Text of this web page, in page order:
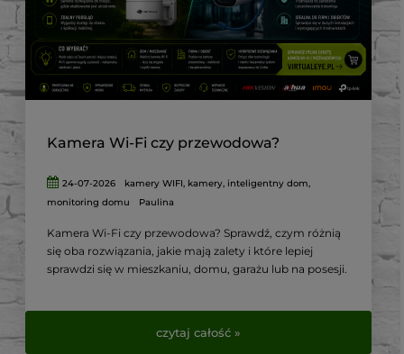
Kamera Wi-Fi czy przewodowa?
24-07-2026 kamery WIFI, kamery, inteligentny dom,
monitoring domu
Paulina
Kamera Wi-Fi czy przewodowa? Sprawdź, czym różnią
się oba rozwiązania, jakie mają zalety i które lepiej
sprawdzi się w mieszkaniu, domu, garażu lub na posesji.
czytaj całość »